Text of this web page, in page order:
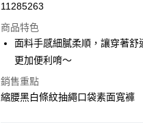
3 期 0 利率 每期 NT$199
合作金庫商業銀行
上海商業儲蓄銀行
國泰世華商業銀行
超商取貨付款
LINE Pay
11285263
商品特色
面料手感細膩柔順，讓穿著
更加便利唷～
銷售重點
縮腰黑白條紋抽繩口袋素面寬褲